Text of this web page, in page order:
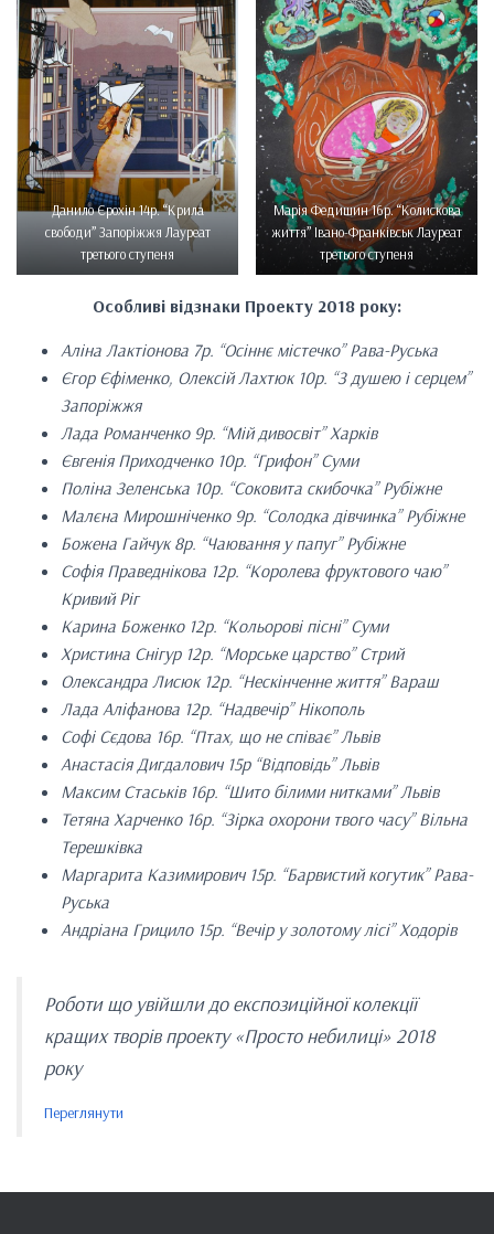
Данило Єрохін 14р. “Крила
свободи” Запоріжжя Лауреат
третього ступеня
Марія Федишин 16р. “Колискова
життя” Івано-Франківськ Лауреат
третього ступеня
Особливі відзнаки Проекту 2018 року:
Аліна Лактіонова 7р. “Осіннє містечко” Рава-Руська
Єгор Єфіменко, Олексій Лахтюк 10р. “З душею і серцем”
Запоріжжя
Лада Романченко 9р. “Мій дивосвіт” Харків
Євгенія Приходченко 10р. “Грифон” Суми
Поліна Зеленська 10р. “Соковита скибочка” Рубіжне
Малєна Мирошніченко 9р. “Солодка дівчинка” Рубіжне
Божена Гайчук 8р. “Чаювання у папуг” Рубіжне
Софія Праведнікова 12р. “Королева фруктового чаю”
Кривий Ріг
Карина Боженко 12р. “Кольорові пісні” Суми
Христина Снігур 12р. “Морське царство” Стрий
Олександра Лисюк 12р. “Нескінченне життя” Вараш
Лада Аліфанова 12р. “Надвечір” Нікополь
Софі Сєдова 16р. “Птах, що не співає” Львів
Анастасія Дигдалович 15р “Відповідь” Львів
Максим Стаськів 16р. “Шито білими нитками” Львів
Тетяна Харченко 16р. “Зірка охорони твого часу” Вільна
Терешківка
Маргарита Казимирович 15р. “Барвистий когутик” Рава-
Руська
Андріана Грицило 15р. “Вечір у золотому лісі” Ходорів
Роботи що увійшли до експозиційної колекції
кращих творів проекту «Просто небилиці» 2018
року
Переглянути